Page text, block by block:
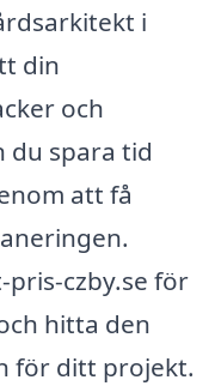
i
din
och
du spara tid
att få
czby.se för
hitta den
för ditt projekt.